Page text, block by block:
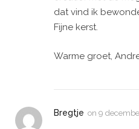
dat vind ik
Fijne kerst.
Warme groet,
Bregtje on 9